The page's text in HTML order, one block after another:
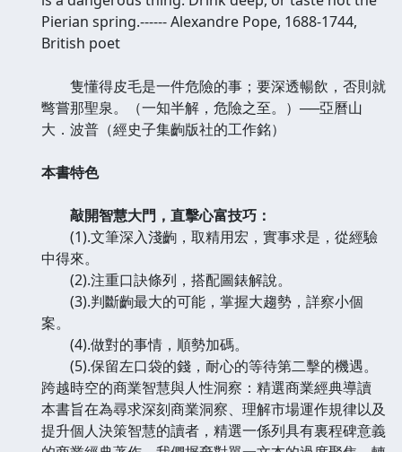
Pierian spring.------ Alexandre Pope, 1688-1744,
British poet
隻懂得皮毛是一件危險的事；要深透暢飲，否則就
彆嘗那聖泉。（一知半解，危險之至。）──亞曆山
大．波普（經史子集齣版社的工作銘）
本書特色
敲開智慧大門，直擊心富技巧：
(1).文筆深入淺齣，取精用宏，實事求是，從經驗
中得來。
(2).注重口訣條列，搭配圖錶解說。
(3).判斷齣最大的可能，掌握大趨勢，詳察小個
案。
(4).做對的事情，順勢加碼。
(5).保留左口袋的錢，耐心的等待第二擊的機遇。
跨越時空的商業智慧與人性洞察：精選商業經典導讀
本書旨在為尋求深刻商業洞察、理解市場運作規律以及
提升個人決策智慧的讀者，精選一係列具有裏程碑意義